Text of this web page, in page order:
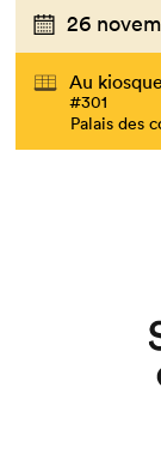
26
Au kiosque
#301
Palais des